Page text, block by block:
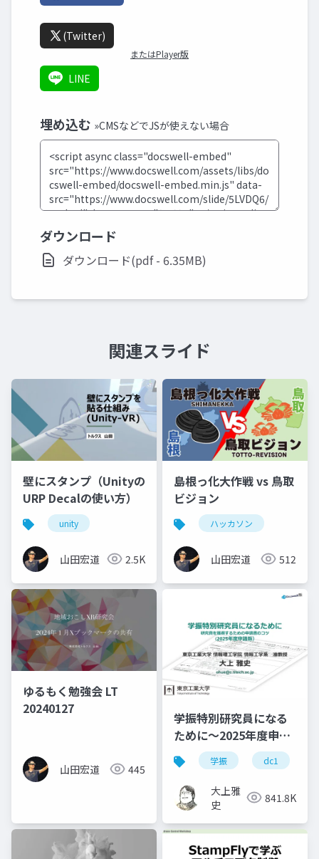
(Twitter)
またはPlayer版
LINE
埋め込む »CMSなどでJSが使えない場合
ダウンロード
ダウンロード(pdf - 6.35MB)
関連スライド
壁にスタンプ（Unityの
URP Decalの使い方）
unity
山田宏道 2.5K
島根っ化大作戦 vs 鳥取
ビジョン
ハッカソン
山田宏道 512
ゆるもく勉強会 LT
20240127
山田宏道 445
学振特別研究員になる
ために～2025年度申請
版
学振 dc1
大上雅
史
841.8K